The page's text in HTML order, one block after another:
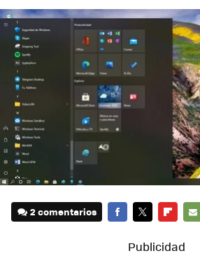
2 comentarios
MAIL